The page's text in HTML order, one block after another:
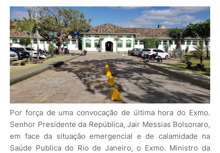
Por força de uma convocação de última hora do Exmo.
Senhor Presidente da República, Jair Messias Bolsonaro,
em face da situação emergencial e de calamidade na
Saúde Publica do Rio de Janeiro, o Exmo. Ministro da